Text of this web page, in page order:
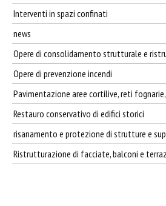
Interventi in spazi confinati
news
Opere di consolidamento strutturale e
Opere di prevenzione incendi
Pavimentazione aree cortilive, reti
Restauro conservativo di edifici storici
risanamento e protezione di strutture e
Ristrutturazione di facciate, balconi e